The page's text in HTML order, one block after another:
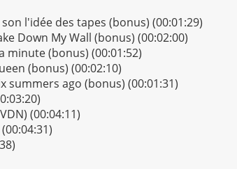
l'idée des tapes (bonus) (00:01:29)
Down My Wall (bonus) (00:02:00)
minute (bonus) (00:01:52)
(bonus) (00:02:10)
summers ago (bonus) (00:01:31)
(00:04:11)